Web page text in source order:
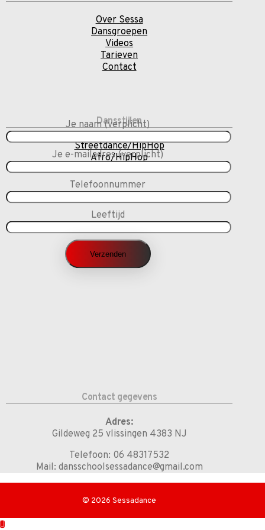
Over Sessa
Dansgroepen
Videos
Tarieven
Contact
Dansstijlen
Streetdance/HipHop
Afro/HipHop
Je naam (verplicht)
Je e-mailadres (verplicht)
Telefoonnummer
Leeftijd
Contact gegevens
Adres:
Gildeweg 25 vlissingen 4383 NJ
Telefoon: 06 48317532
Mail: dansschoolsessadance@gmail.com
© 2026 Sessadance